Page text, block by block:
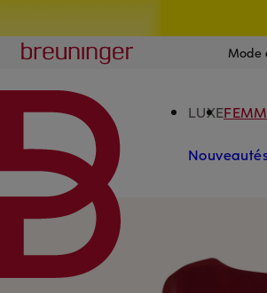
Breuninger
Mode
LUXE